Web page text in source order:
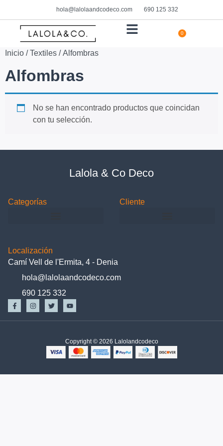
hola@lalolaandcodeco.com 690 125 332
0
Inicio /Textiles / Alfombras
Alfombras
No se han encontrado productos que coincidan
con tu selección.
Lalola & Co Deco
Categorías Cliente
Localización
Camí Vell de l'Ermita, 4 - Denia
hola@lalolaandcodeco.com
690 125 332
Copyright © 2026 Lalolandcodeco